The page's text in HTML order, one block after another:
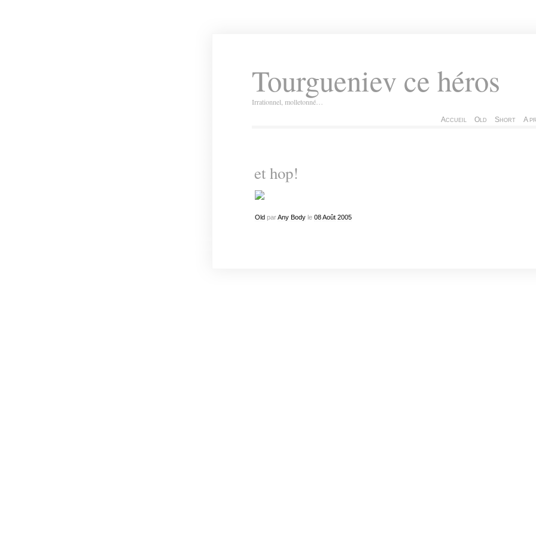
Tourgueniev ce héros
Irrationnel, molletonné…
Accueil Old Short A
et hop!
OldparAny Bodyle 08 Août 2005